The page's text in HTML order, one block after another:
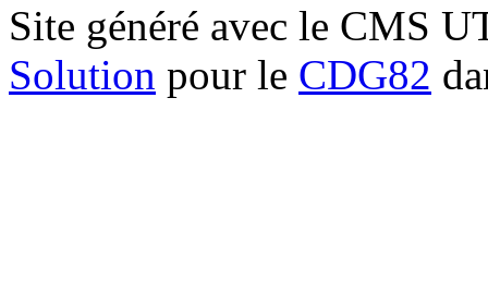
Site généré avec le CMS
Solution pour le CDG82